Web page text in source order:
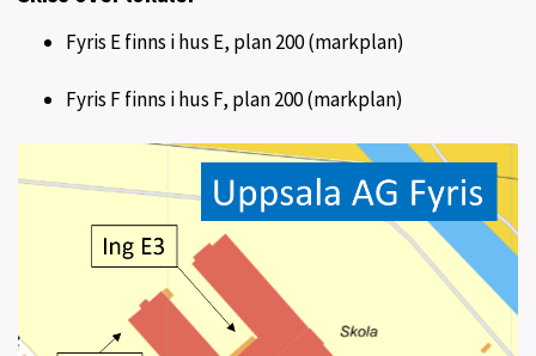
Fyris E finns i hus E, plan 200 (markplan)
Fyris F finns i hus F, plan 200 (markplan)